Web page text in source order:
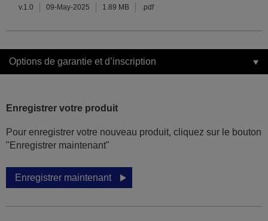
v.1.0 09-May-2025 1.89 MB .pdf
Options de garantie et d’inscription
Enregistrer votre produit
Pour enregistrer votre nouveau produit, cliquez sur le bouton
"Enregistrer maintenant"
Enregistrer maintenant